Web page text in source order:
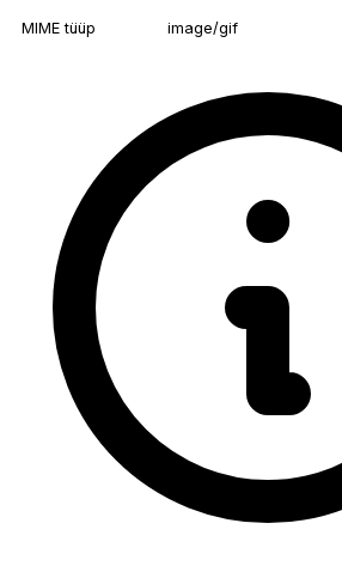
MIME tüüp image/gif